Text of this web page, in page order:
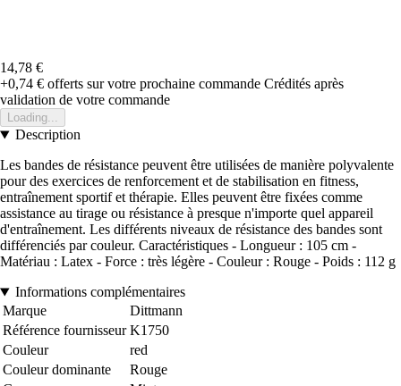
14,78 €
+0,74 € offerts sur votre prochaine commande Crédités après
validation de votre commande
Loading...
Description
Les bandes de résistance peuvent être utilisées de manière polyvalente
pour des exercices de renforcement et de stabilisation en fitness,
entraînement sportif et thérapie. Elles peuvent être fixées comme
assistance au tirage ou résistance à presque n'importe quel appareil
d'entraînement. Les différents niveaux de résistance des bandes sont
différenciés par couleur. Caractéristiques - Longueur : 105 cm -
Matériau : Latex - Force : très légère - Couleur : Rouge - Poids : 112 g
Informations complémentaires
Marque
Dittmann
Référence fournisseur K1750
Couleur
red
Couleur dominante
Rouge